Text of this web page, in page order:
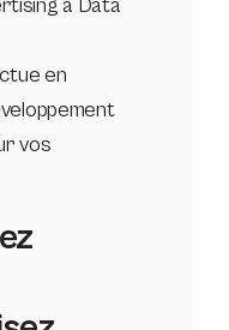
à Data
en
vos